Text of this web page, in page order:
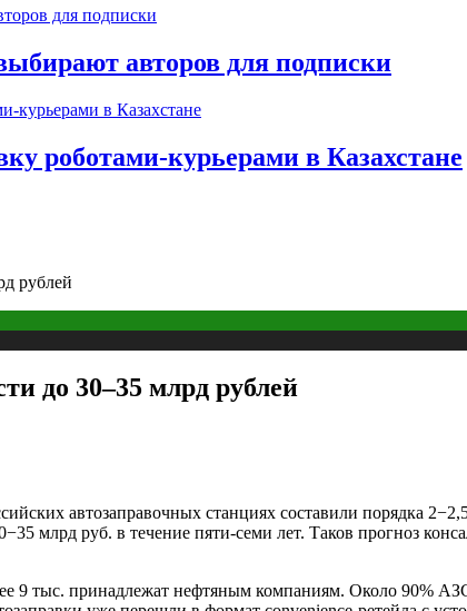
авторов для подписки
роботами-курьерами в Казахстане
рублей
до 30–35 млрд рублей
автозаправочных станциях составили порядка
млрд руб. в течение пяти-семи лет. Таков прогноз
9 тыс. принадлежат нефтяным компаниям. Около 90%